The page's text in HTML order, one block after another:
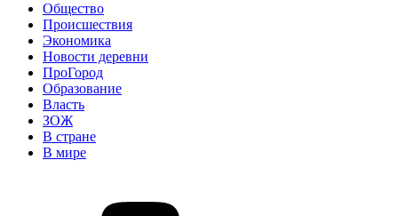
Общество
Происшествия
Экономика
Новости деревни
ПроГород
Образование
Власть
ЗОЖ
В стране
В мире